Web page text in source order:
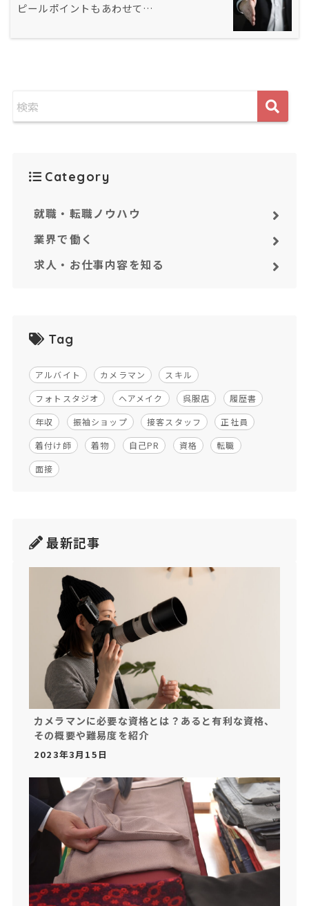
ピールポイントもあわせて…
Category
就職・転職ノウハウ
業界で働く
求人・お仕事内容を知る
Tag
アルバイト カメラマン
スキル
フォトスタジオ
ヘアメイク 呉服店
履歴書
年収
振袖ショップ 接客スタッフ
正社員
着付け師
着物 自己PR 資格
転職
面接
最新記事
カメラマンに必要な資格とは？あると有利な資格、
その概要や難易度を紹介
2023年3月15日